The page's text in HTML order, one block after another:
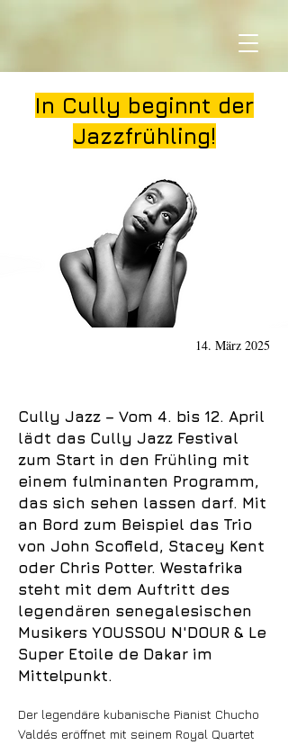
In Cully beginnt der
Jazzfrühling!
14. März 2025
Cully Jazz – Vom 4. bis 12. April
lädt das Cully Jazz Festival
zum Start in den Frühling mit
einem fulminanten Programm,
das sich sehen lassen darf. Mit
an Bord zum Beispiel das Trio
von John Scofield, Stacey Kent
oder Chris Potter. Westafrika
steht mit dem Auftritt des
legendären senegalesischen
Musikers YOUSSOU N'DOUR & Le
Super Etoile de Dakar im
Mittelpunkt.
Der legendäre kubanische Pianist Chucho
Valdés eröffnet mit seinem Royal Quartet